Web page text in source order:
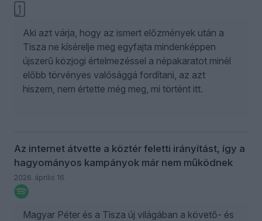
1
Aki azt várja, hogy az ismert előzmények után a
Tisza ne kísérelje meg egyfajta mindenképpen
újszerű közjogi értelmezéssel a népakaratot minél
előbb törvényes valósággá fordítani, az azt
hiszem, nem értette még meg, mi történt itt.
Az internet átvette a köztér feletti irányítást, így a
hagyományos kampányok már nem működnek
2026. április 16.
Magyar Péter és a Tisza új világában a követő- és